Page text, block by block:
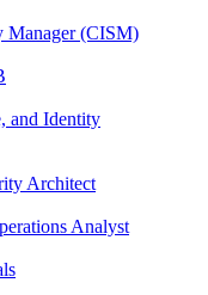
Manager (CISM)
and Identity
Architect
Analyst